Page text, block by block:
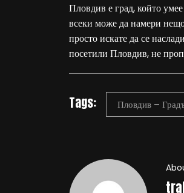
Пловдив е град, който
всеки може да намери
просто искате да се
посетили Пловдив, не
Tags: Пловдив –